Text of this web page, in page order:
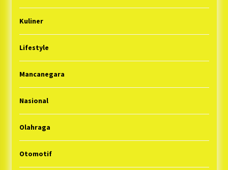
Kuliner
Lifestyle
Mancanegara
Nasional
Olahraga
Otomotif